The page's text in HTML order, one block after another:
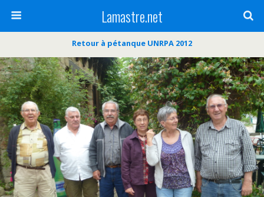
Lamastre.net
Retour à pétanque UNRPA 2012